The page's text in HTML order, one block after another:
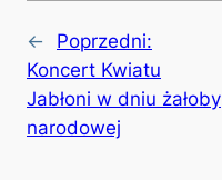
←
Poprzedni:
Koncert Kwiatu
Jabłoni w dniu żałoby
narodowej